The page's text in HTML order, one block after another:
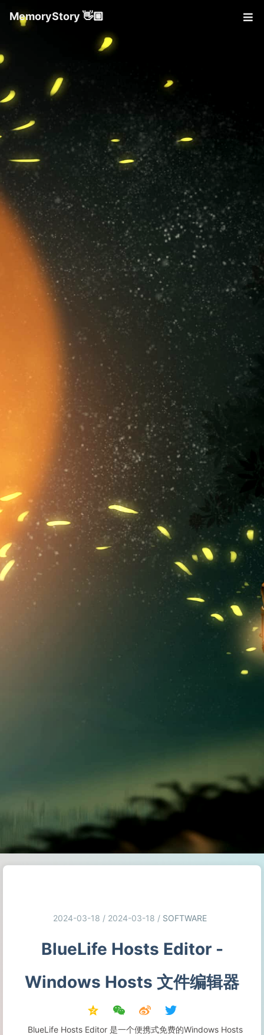
MemoryStory 👋🏼
2024-03-18 / 2024-03-18 / SOFTWARE
BlueLife Hosts Editor -
Windows Hosts 文件编辑器
BlueLife Hosts Editor 是一个便携式免费的Windows Hosts